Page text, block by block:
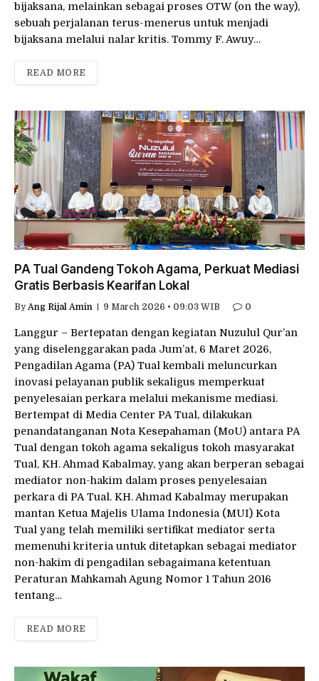
bijaksana, melainkan sebagai proses OTW (on the way),
sebuah perjalanan terus-menerus untuk menjadi
bijaksana melalui nalar kritis. Tommy F. Awuy…
READ MORE
PA Tual Gandeng Tokoh Agama, Perkuat Mediasi
Gratis Berbasis Kearifan Lokal
By Ang Rijal Amin 9 March 2026 • 09:03 WIB 0
Langgur – Bertepatan dengan kegiatan Nuzulul Qur’an
yang diselenggarakan pada Jum’at, 6 Maret 2026,
Pengadilan Agama (PA) Tual kembali meluncurkan
inovasi pelayanan publik sekaligus memperkuat
penyelesaian perkara melalui mekanisme mediasi.
Bertempat di Media Center PA Tual, dilakukan
penandatanganan Nota Kesepahaman (MoU) antara PA
Tual dengan tokoh agama sekaligus tokoh masyarakat
Tual, KH. Ahmad Kabalmay, yang akan berperan sebagai
mediator non-hakim dalam proses penyelesaian
perkara di PA Tual. KH. Ahmad Kabalmay merupakan
mantan Ketua Majelis Ulama Indonesia (MUI) Kota
Tual yang telah memiliki sertifikat mediator serta
memenuhi kriteria untuk ditetapkan sebagai mediator
non-hakim di pengadilan sebagaimana ketentuan
Peraturan Mahkamah Agung Nomor 1 Tahun 2016
tentang…
READ MORE